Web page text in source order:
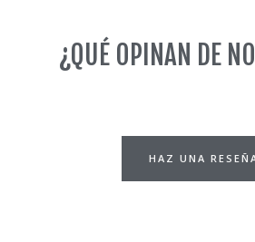
g
r
¿QUÉ OPINAN DE
HAZ UNA